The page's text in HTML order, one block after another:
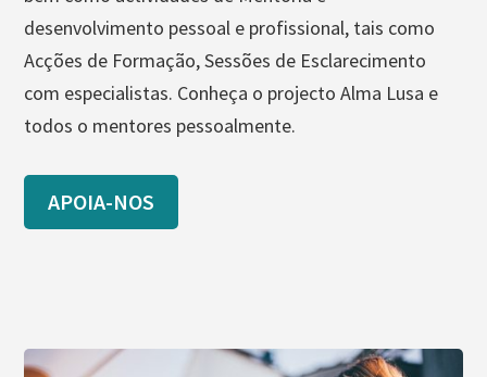
desenvolvimento pessoal e profissional, tais como
Acções de Formação, Sessões de Esclarecimento
com especialistas. Conheça o projecto Alma Lusa e
todos o mentores pessoalmente.
APOIA-NOS